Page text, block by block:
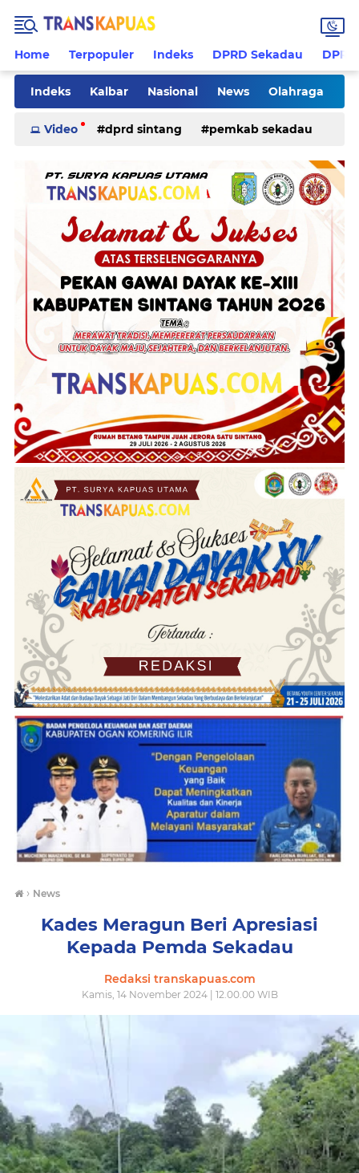
Home Terpopuler Indeks DPRD Sekadau
Indeks Kalbar Nasional News Olahraga
Pilkades Rohani Sanggau Sekadau
kriminal
Video dprd sintang pemkab sekadau
› News
Kades Meragun Beri Apresiasi
Kepada Pemda Sekadau
Redaksi transkapuas.com
Kamis, 14 November 2024 | 12.00.00 WIB